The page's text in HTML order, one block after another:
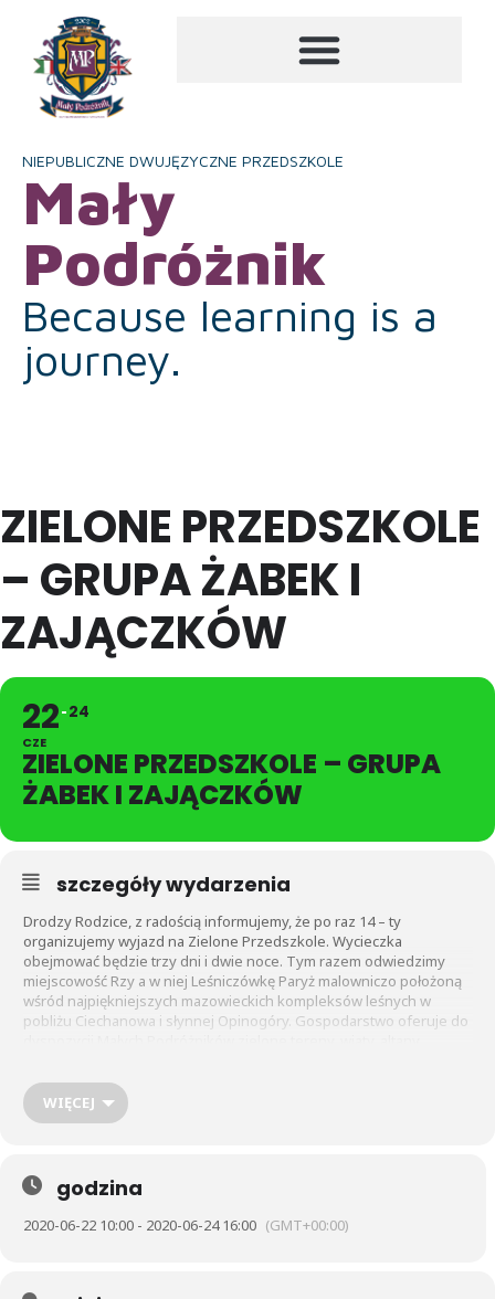
NIEPUBLICZNE DWUJĘZYCZNE PRZEDSZKOLE
Mały
Podróżnik
Because learning is a
journey.
ZIELONE PRZEDSZKOLE
– GRUPA ŻABEK I
ZAJĄCZKÓW
22
CZE
24
ZIELONE PRZEDSZKOLE – GRUPA
ŻABEK I ZAJĄCZKÓW
szczegóły wydarzenia
Drodzy Rodzice, z radością informujemy, że po raz 14 – ty
organizujemy wyjazd na Zielone Przedszkole. Wycieczka
obejmować będzie trzy dni i dwie noce. Tym razem odwiedzimy
miejscowość Rzy a w niej Leśniczówkę Paryż malowniczo położoną
wśród najpiękniejszych mazowieckich kompleksów leśnych w
pobliżu Ciechanowa i słynnej Opinogóry. Gospodarstwo oferuje do
zarówno klasycznej jak i plażowej. Podczas wizyty w leśniczówce
Przedszkolaki spotkają koniki polskie, kozy, owce, króliki.
Planowany wyjazd grupy Żabek i Zajączków to 22.06 -24.06.
WIĘCEJ
godzina
2020-06-22 10:00 - 2020-06-24 16:00 (GMT+00:00)